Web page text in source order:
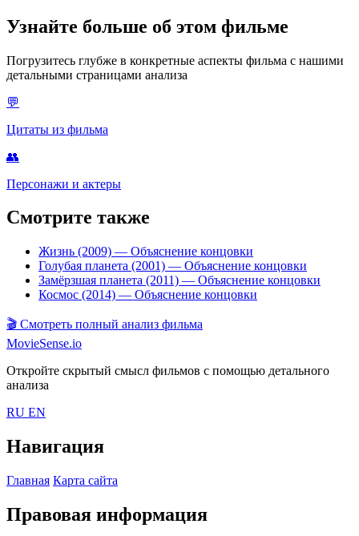
Узнайте больше об этом фильме
Погрузитесь глубже в конкретные аспекты фильма с нашими
детальными страницами анализа
💬
Цитаты из фильма
👥
Персонажи и актеры
Смотрите также
Жизнь (2009) — Объяснение концовки
Голубая планета (2001) — Объяснение концовки
Замёрзшая планета (2011) — Объяснение концовки
Космос (2014) — Объяснение концовки
🎬 Смотреть полный анализ фильма
MovieSense.io
Откройте скрытый смысл фильмов с помощью детального
анализа
RU EN
Навигация
Главная Карта сайта
Правовая информация